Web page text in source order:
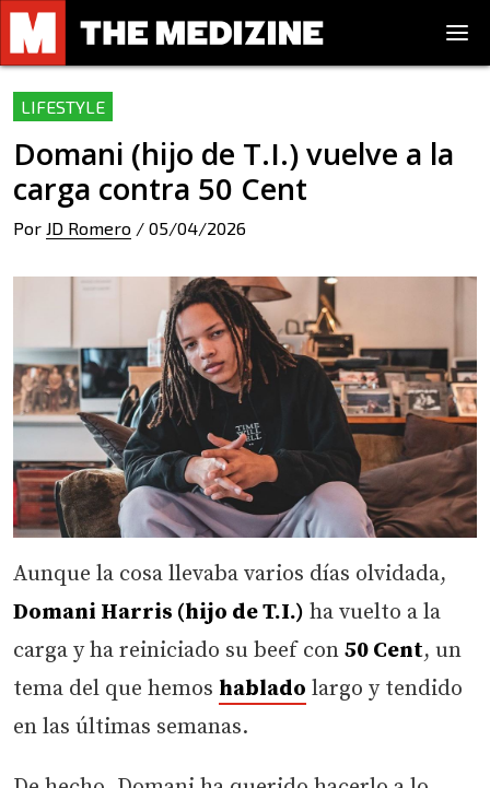
LIFESTYLE
Domani (hijo de T.I.) vuelve a la
carga contra 50 Cent
Por JD Romero / 05/04/2026
Aunque la cosa llevaba varios días olvidada,
Domani Harris (hijo de T.I.) ha vuelto a la
carga y ha reiniciado su beef con 50 Cent, un
tema del que hemos hablado largo y tendido
en las últimas semanas.